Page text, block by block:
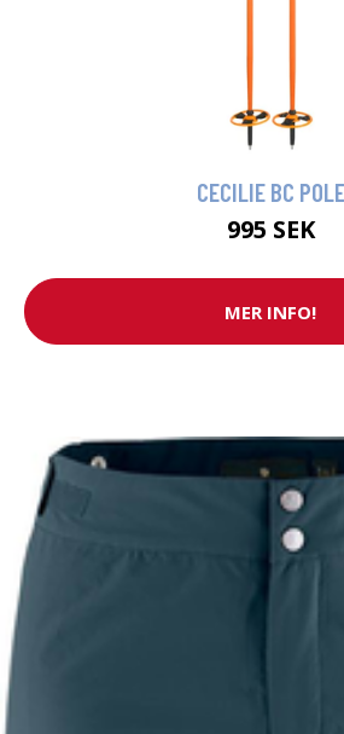
CECILIE BC POLE
995 SEK
MER INFO!